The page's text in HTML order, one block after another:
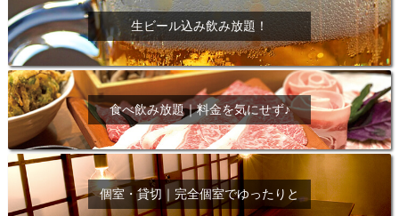
生ビール込み飲み放題！
食べ飲み放題｜料金を気にせず♪
個室・貸切｜完全個室でゆったりと